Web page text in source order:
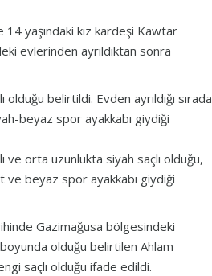
14 yaşındaki kız kardeşi Kawtar
evlerinden ayrıldıktan sonra
belirtildi. Evden ayrıldığı sırada
beyaz spor ayakkabı giydiği
ve orta uzunlukta siyah saçlı olduğu,
ve beyaz spor ayakkabı giydiği
Gazimağusa bölgesindeki
olduğu belirtilen Ahlam
saçlı olduğu ifade edildi.